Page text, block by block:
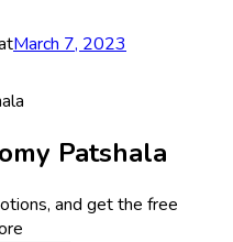
March 7, 2023
Patshala
and get the free